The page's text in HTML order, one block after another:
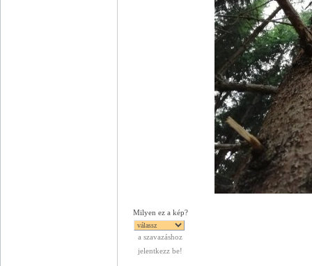
Milyen ez a kép?
a szavazáshoz
jelentkezz be!